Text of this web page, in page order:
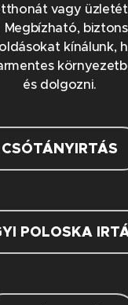
vagy
kínálunk,
és dolgozni.
CSÓTÁNYIRTÁS
POLOSKA